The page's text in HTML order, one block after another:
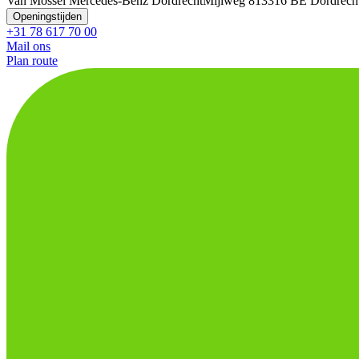
Openingstijden
+31 78 617 70 00
Mail ons
Plan route